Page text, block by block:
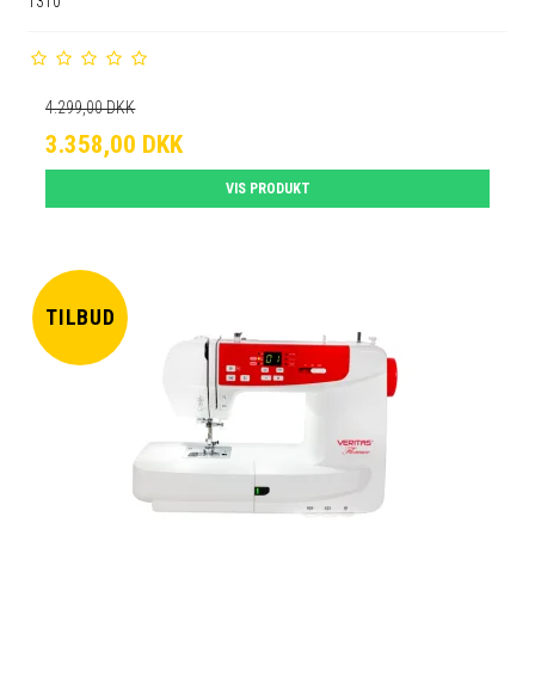
4.299,00 DKK
3.358,00 DKK
VIS PRODUKT
TILBUD